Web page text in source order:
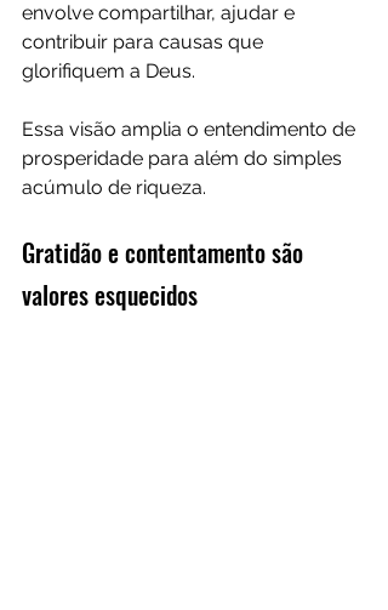
envolve compartilhar, ajudar e
contribuir para causas que
glorifiquem a Deus.
Essa visão amplia o entendimento de
prosperidade para além do simples
acúmulo de riqueza.
Gratidão e contentamento são
valores esquecidos